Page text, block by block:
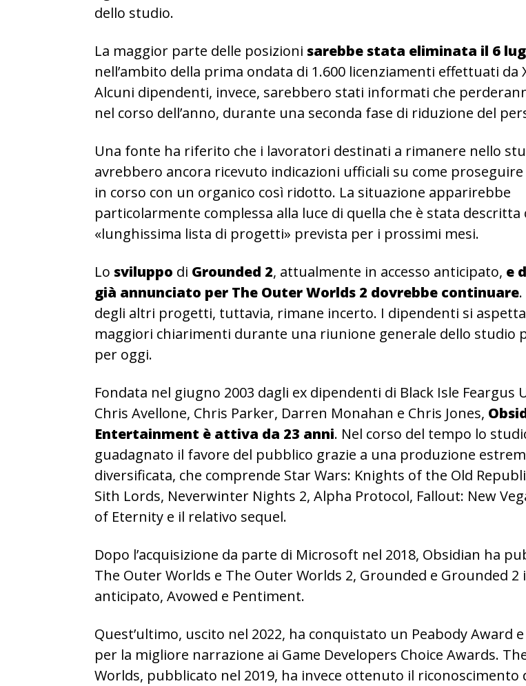
dello studio.
La maggior parte delle posizioni sarebbe stata eliminata il 6
nell’ambito della prima ondata di 1.600 licenziamenti effettuati da
Alcuni dipendenti, invece, sarebbero stati informati che
nel corso dell’anno, durante una seconda fase di riduzione del
Una fonte ha riferito che i lavoratori destinati a rimanere nello
avrebbero ancora ricevuto indicazioni ufficiali su come
in corso con un organico così ridotto. La situazione apparirebbe
particolarmente complessa alla luce di quella che è stata descritta
«lunghissima lista di progetti» prevista per i prossimi mesi.
Lo sviluppo di Grounded 2, attualmente in accesso anticipato, e
già annunciato per The Outer Worlds 2 dovrebbe continuare
degli altri progetti, tuttavia, rimane incerto. I dipendenti si
maggiori chiarimenti durante una riunione generale dello studio
per oggi.
Fondata nel giugno 2003 dagli ex dipendenti di Black Isle Feargus
Chris Avellone, Chris Parker, Darren Monahan e Chris Jones,
Entertainment è attiva da 23 anni. Nel corso del tempo lo
guadagnato il favore del pubblico grazie a una produzione
diversificata, che comprende Star Wars: Knights of the Old
Sith Lords, Neverwinter Nights 2, Alpha Protocol, Fallout: New
of Eternity e il relativo sequel.
Dopo l’acquisizione da parte di Microsoft nel 2018, Obsidian ha
The Outer Worlds e The Outer Worlds 2, Grounded e Grounded 2
anticipato, Avowed e Pentiment.
Quest’ultimo, uscito nel 2022, ha conquistato un Peabody Award
per la migliore narrazione ai Game Developers Choice Awards.
Worlds, pubblicato nel 2019, ha invece ottenuto il riconoscimento